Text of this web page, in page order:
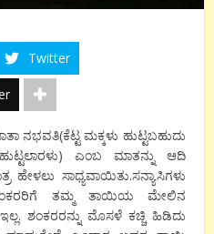
Twitter
ನಭವತಿ(ಕೆಟ್ಟ ಮಕ್ಕಳು ಹುಟ್ಟಬಹುದು
ಎಂಬ ಮಾತನ್ನು ಆದಿ
ಹೇಳಲು ಸಾಧ್ಯವಾಯಿತು.ಸನ್ಯಾಸಿಗಳು
ಶಂಕರರಿಗೆ ತಮ್ಮ ತಾಯಿಯ ಮೇಲಿನ
ಶಂಕರರನ್ನು ಮೊಸಳೆ ಕಚ್ಚಿ ಹಿಡಿದು